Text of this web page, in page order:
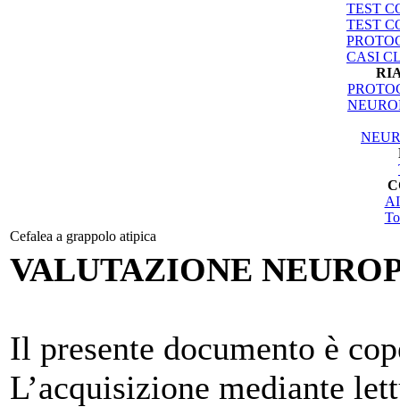
TEST
TEST
CASI
Cefalea a grappolo atipica
VALUTAZIONE
Il presente documento è
L’acquisizione mediante